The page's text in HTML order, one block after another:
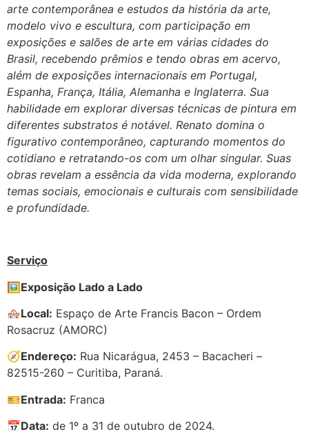
arte contemporânea e estudos da história da arte,
modelo vivo e escultura, com participação em
exposições e salões de arte em várias cidades do
Brasil, recebendo prêmios e tendo obras em acervo,
além de exposições internacionais em Portugal,
Espanha, França, Itália, Alemanha e Inglaterra. Sua
habilidade em explorar diversas técnicas de pintura em
diferentes substratos é notável. Renato domina o
figurativo contemporâneo, capturando momentos do
cotidiano e retratando-os com um olhar singular. Suas
obras revelam a essência da vida moderna, explorando
temas sociais, emocionais e culturais com sensibilidade
e profundidade.
Serviço
🖼️Exposição Lado a Lado
🏘️Local: Espaço de Arte Francis Bacon – Ordem
Rosacruz (AMORC)
🧭Endereço: Rua Nicarágua, 2453 – Bacacheri –
82515-260 – Curitiba, Paraná.
🎫Entrada: Franca
📅Data: de 1º a 31 de outubro de 2024.